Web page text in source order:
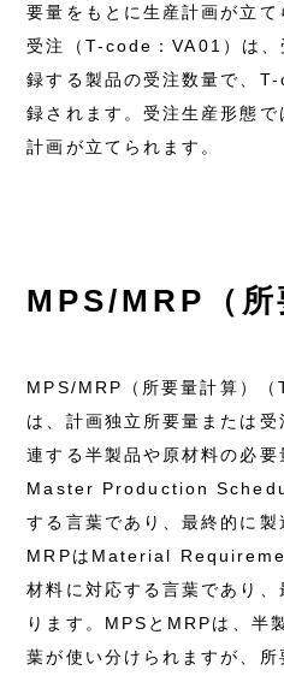
要量をもとに生産計画が立て
受注（T-code：VA01）は、
録する製品の受注数量で、
録されます。受注生産形態
計画が立てられます。
MPS/MRP（所
MPS/MRP（所要量計算）
は、計画独立所要量または
連する半製品や原材料の必
Master Production
する言葉であり、最終的に製
MRPはMaterial
材料に対応する言葉であり
ります。MPSとMRPは、半
葉が使い分けられますが、